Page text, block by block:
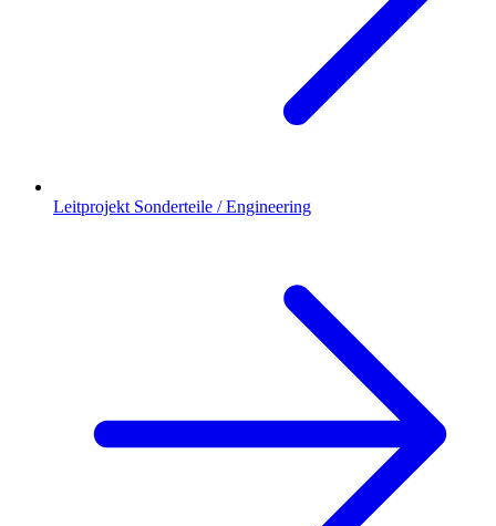
Leitprojekt Sonderteile / Engineering